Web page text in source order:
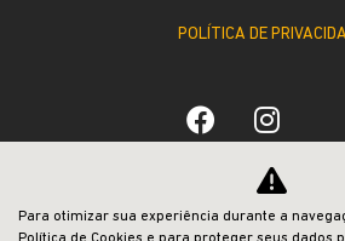
POLÍTICA DE
Desacelere. Seu bem
Para otimizar sua experiência durante a